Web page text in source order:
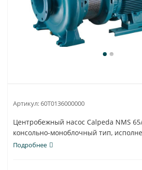
Артикул:60T0136000000
Центробежный насос Calpeda NMS
консольно-моноблочный тип,
Подробнее